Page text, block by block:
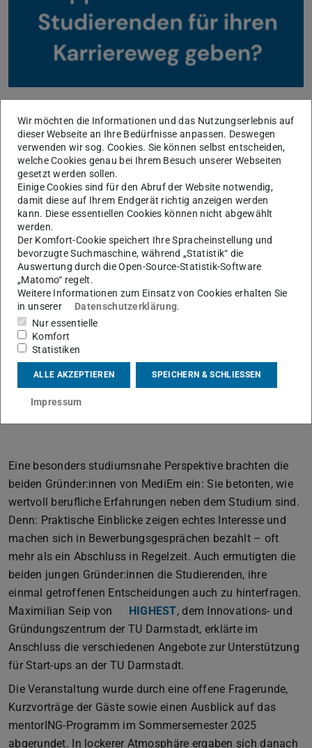
Begeisterung und echt Leidenschaft, innere Überzeugung,
Motivation und Freude am eignen Tun, Offenheit,
Experimentierfreude und Mut Neues auszuprobieren und
den einmal gesteckten Plan auch ändern zu können, diese
Punkte nannten die Gäste als Schlüssel für den Erfolg.
Genauso auch Durchhaltevermögen und den intrinsischen
Antrieb, gute Leistungen erzielen zu wollen. Gerade in
fordernden Phasen sei es wichtig, nicht aufzugeben und
den eigenen Anspruch ernst zu nehmen.
”
Nehmt euch im Studium Zeit viele Dinge
auszuprobieren, sammelt andere
Erfahrungen z.B. in Hochschulgruppen und
traut euch Fehler zu machen.
Maximilian Seip, Innovations- & Gründungszentrum
Eine besonders studiumsnahe Perspektive brachten die
beiden Gründer:innen von MediEm ein: Sie betonten, wie
wertvoll berufliche Erfahrungen neben dem Studium sind.
Denn: Praktische Einblicke zeigen echtes Interesse und
machen sich in Bewerbungsgesprächen bezahlt – oft
mehr als ein Abschluss in Regelzeit. Auch ermutigten die
beiden jungen Gründer:innen die Studierenden, ihre
einmal getroffenen Entscheidungen auch zu hinterfragen.
Maximilian Seip von
HIGHEST, dem Innovations- und
Gründungszentrum der TU Darmstadt, erklärte im
Anschluss die verschiedenen Angebote zur Unterstützung
für Start-ups an der TU Darmstadt.
Die Veranstaltung wurde durch eine offene Fragerunde,
Kurzvorträge der Gäste sowie einen Ausblick auf das
mentorING-Programm im Sommersemester 2025
abgerundet. In lockerer Atmosphäre ergaben sich danach
Wir möchten die Informationen und das Nutzungserlebnis auf
dieser Webseite an Ihre Bedürfnisse anpassen. Deswegen
verwenden wir sog. Cookies. Sie können selbst entscheiden,
welche Cookies genau bei Ihrem Besuch unserer Webseiten
gesetzt werden sollen.
Einige Cookies sind für den Abruf der Website notwendig,
damit diese auf Ihrem Endgerät richtig anzeigen werden
kann. Diese essentiellen Cookies können nicht abgewählt
werden.
Der Komfort-Cookie speichert Ihre Spracheinstellung und
bevorzugte Suchmaschine, während „Statistik“ die
Auswertung durch die Open-Source-Statistik-Software
„Matomo“ regelt.
Weitere Informationen zum Einsatz von Cookies erhalten Sie
in unserer
Datenschutzerklärung.
Nur essentielle
Komfort
Statistiken
ALLE AKZEPTIEREN SPEICHERN & SCHLIESSEN
Impressum